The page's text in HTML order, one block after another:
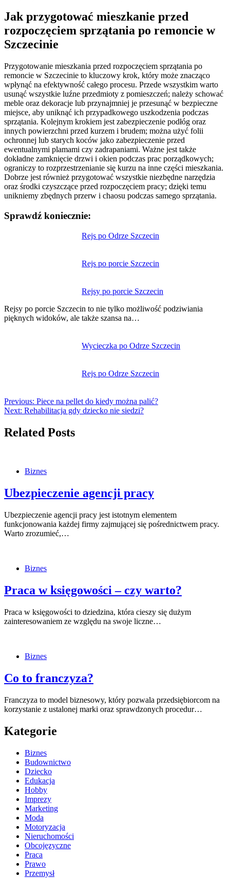
Jak przygotować mieszkanie przed
rozpoczęciem sprzątania po remoncie w
Szczecinie
Przygotowanie mieszkania przed rozpoczęciem sprzątania po
remoncie w Szczecinie to kluczowy krok, który może znacząco
wpłynąć na efektywność całego procesu. Przede wszystkim warto
usunąć wszystkie luźne przedmioty z pomieszczeń; należy schować
meble oraz dekoracje lub przynajmniej je przesunąć w bezpieczne
miejsce, aby uniknąć ich przypadkowego uszkodzenia podczas
sprzątania. Kolejnym krokiem jest zabezpieczenie podłóg oraz
innych powierzchni przed kurzem i brudem; można użyć folii
ochronnej lub starych koców jako zabezpieczenie przed
ewentualnymi plamami czy zadrapaniami. Ważne jest także
dokładne zamknięcie drzwi i okien podczas prac porządkowych;
ograniczy to rozprzestrzenianie się kurzu na inne części mieszkania.
Dobrze jest również przygotować wszystkie niezbędne narzędzia
oraz środki czyszczące przed rozpoczęciem pracy; dzięki temu
unikniemy zbędnych przerw i chaosu podczas samego sprzątania.
Sprawdź koniecznie:
Rejs po Odrze Szczecin
Rejs po porcie Szczecin
Rejsy po porcie Szczecin
Rejsy po porcie Szczecin to nie tylko możliwość podziwiania
pięknych widoków, ale także szansa na…
Wycieczka po Odrze Szczecin
Rejs po Odrze Szczecin
Previous: Piece na pellet do kiedy można palić?
Next: Rehabilitacja gdy dziecko nie siedzi?
Related Posts
Biznes
Ubezpieczenie agencji pracy
Ubezpieczenie agencji pracy jest istotnym elementem
funkcjonowania każdej firmy zajmującej się pośrednictwem pracy.
Warto zrozumieć,…
Biznes
Praca w księgowości – czy warto?
Praca w księgowości to dziedzina, która cieszy się dużym
zainteresowaniem ze względu na swoje liczne…
Biznes
Co to franczyza?
Franczyza to model biznesowy, który pozwala przedsiębiorcom na
korzystanie z ustalonej marki oraz sprawdzonych procedur…
Kategorie
Biznes
Budownictwo
Dziecko
Edukacja
Hobby
Imprezy
Marketing
Moda
Motoryzacja
Nieruchomości
Obcojęzyczne
Praca
Prawo
Przemysł